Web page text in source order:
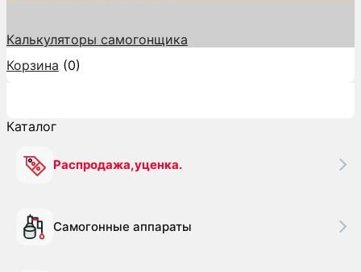
Калькуляторы самогонщика
Корзина (0)
Каталог
Распродажа,уценка.
Самогонные аппараты